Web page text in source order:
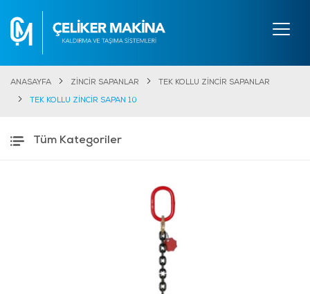
ANASAYFA ZİNCİR SAPANLAR TEK KOLLU ZİNCİR SAPANLAR
TEK KOLLU ZİNCİR SAPAN 10
Tüm Kategoriler